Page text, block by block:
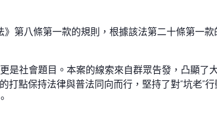
第八條第一款的規則，根據該法第二十條第一
更是社會題目。本案的線索來自群眾告發，凸顯了
打點保持法律與普法同向而行，堅持了對“坑老”